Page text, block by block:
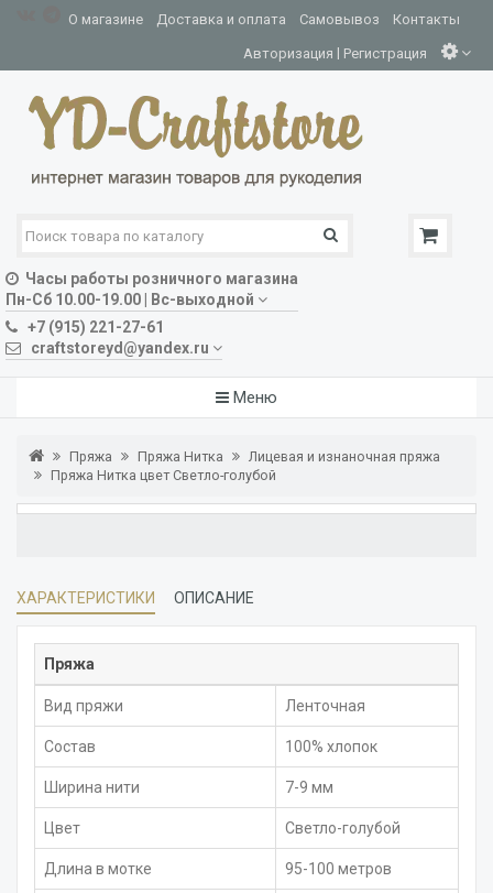
О магазине Доставка и оплата Самовывоз Контакты
Авторизация | Регистрация
Часы работы розничного магазина
Пн-Сб 10.00-19.00 | Вс-выходной
+7 (915) 221-27-61
craftstoreyd@yandex.ru
Меню
Пряжа Пряжа Нитка
Лицевая и изнаночная пряжа
Пряжа Нитка цвет Светло-голубой
ХАРАКТЕРИСТИКИ ОПИСАНИЕ
Пряжа
Вид пряжи Ленточная
Состав 100% хлопок
Ширина нити 7-9 мм
Цвет Светло-голубой
Длина в мотке 95-100 метров